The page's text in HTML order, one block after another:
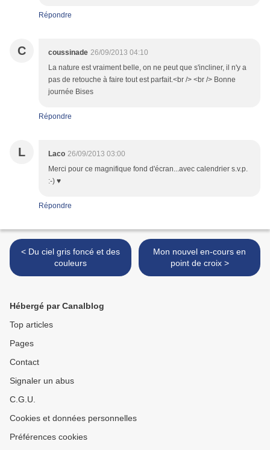
Répondre
C coussinade 26/09/2013 04:10
La nature est vraiment belle, on ne peut que s'incliner, il n'y a
pas de retouche à faire tout est parfait.<br /> <br /> Bonne
journée Bises
Répondre
L Laco 26/09/2013 03:00
Merci pour ce magnifique fond d'écran...avec calendrier s.v.p.
:-) ♥
Répondre
< Du ciel gris foncé et des
couleurs
Mon nouvel en-cours en
point de croix >
Hébergé par Canalblog
Top articles
Pages
Contact
Signaler un abus
C.G.U.
Cookies et données personnelles
Préférences cookies